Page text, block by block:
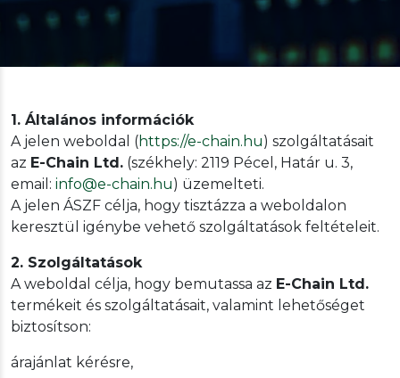
1. Általános információk
A jelen weboldal (https://e-chain.hu) szolgáltatásait
az E-Chain Ltd. (székhely: 2119 Pécel, Határ u. 3,
email: info@e-chain.hu) üzemelteti.
A jelen ÁSZF célja, hogy tisztázza a weboldalon
keresztül igénybe vehető szolgáltatások feltételeit.
2. Szolgáltatások
A weboldal célja, hogy bemutassa az E-Chain Ltd.
termékeit és szolgáltatásait, valamint lehetőséget
biztosítson:
árajánlat kérésre,